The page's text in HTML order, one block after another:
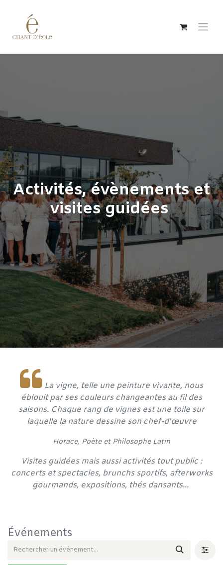
Activités, évènements et
visites guidées
La vigne, telle une peinture vivante, nous
éblouit par ses couleurs changeantes au fil des
saisons. Chaque rang de vignes est une toile sur
laquelle la nature dessine son chef-d'œuvre
​Horace, Poète et Philosophe Latin
Visites guidées mais aussi activités tout public :
concerts et spectacles, brunchs sportifs, afterworks
gourmands, expositions, thés dansants...
Événements